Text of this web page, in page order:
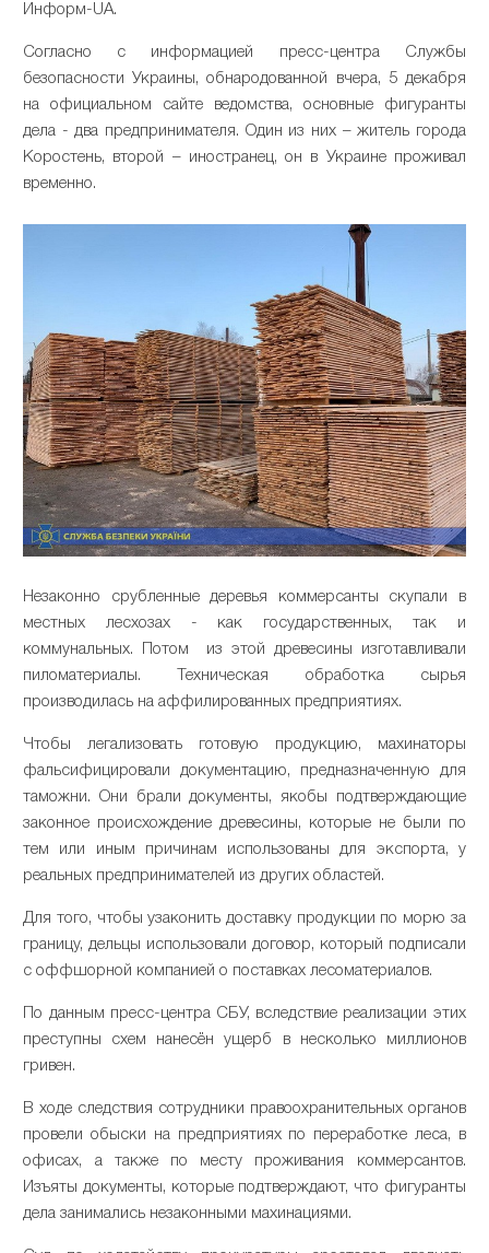
Информ-UA.
Согласно с информацией пресс-центра Службы
безопасности Украины, обнародованной вчера, 5 декабря
на официальном сайте ведомства, основные фигуранты
дела - два предпринимателя. Один из них – житель города
Коростень, второй – иностранец, он в Украине проживал
временно.
Незаконно срубленные деревья коммерсанты скупали в
местных лесхозах - как государственных, так и
коммунальных. Потом из этой древесины изготавливали
пиломатериалы. Техническая обработка сырья
производилась на аффилированных предприятиях.
Чтобы легализовать готовую продукцию, махинаторы
фальсифицировали документацию, предназначенную для
таможни. Они брали документы, якобы подтверждающие
законное происхождение древесины, которые не были по
тем или иным причинам использованы для экспорта, у
реальных предпринимателей из других областей.
Для того, чтобы узаконить доставку продукции по морю за
границу, дельцы использовали договор, который подписали
с оффшорной компанией о поставках лесоматериалов.
По данным пресс-центра СБУ, вследствие реализации этих
преступны схем нанесён ущерб в несколько миллионов
гривен.
В ходе следствия сотрудники правоохранительных органов
провели обыски на предприятиях по переработке леса, в
офисах, а также по месту проживания коммерсантов.
Изъяты документы, которые подтверждают, что фигуранты
дела занимались незаконными махинациями.